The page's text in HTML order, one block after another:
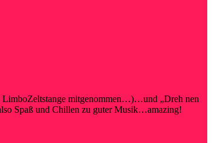
LimboZeltstange mitgenommen…)…und „Dreh nen
Spaß und Chillen zu guter Musik…amazing!